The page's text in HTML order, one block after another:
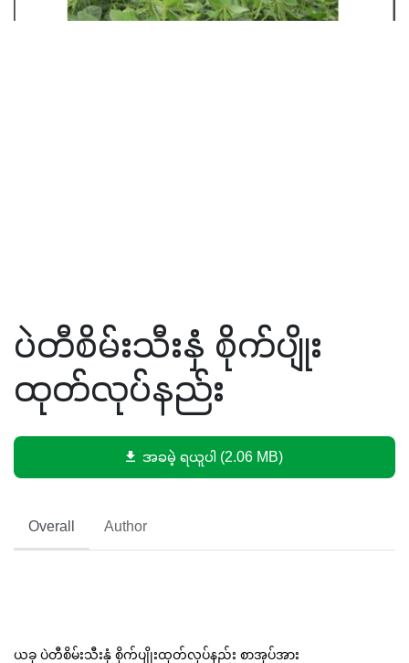
ပဲတီစိမ်းသီးနှံ စိုက်ပျိုး
ထုတ်လုပ်နည်း
အခမဲ့ ရယူပါ (2.06 MB)
Overall Author
ယခု ပဲတီစိမ်းသီးနှံ စိုက်ပျိုးထုတ်လုပ်နည်း စာအုပ်အား